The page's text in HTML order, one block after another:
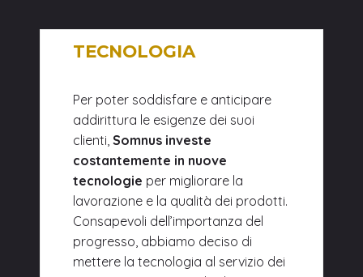
TECNOLOGIA
Per poter soddisfare e anticipare
addirittura le esigenze dei suoi
clienti,Somnus investe
costantemente in nuove
tecnologie per migliorare la
lavorazione e la qualità dei prodotti.
Consapevoli dell’importanza del
progresso, abbiamo deciso di
mettere la tecnologia al servizio dei